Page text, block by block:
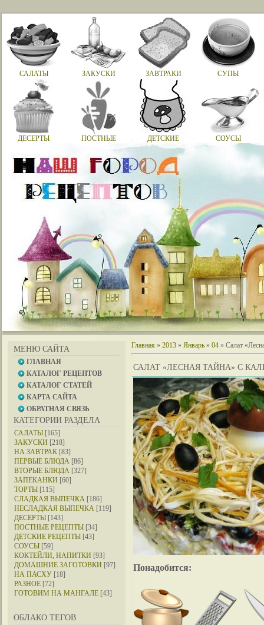
САЛАТЫ ЗАКУСКИ ЗАВТРАКИ СУПЫ
ДЕСЕРТЫ ПОСТНЫЕ ДЕТСКИЕ СОУСЫ
МЕНЮ САЙТА
ГЛАВНАЯ
КАТАЛОГ РЕЦЕПТОВ
КАТАЛОГ СТАТЕЙ
КАРТА САЙТА
ОБРАТНАЯ СВЯЗЬ
КАТЕГОРИИ РАЗДЕЛА
САЛАТЫ [165]
ЗАКУСКИ [218]
НА ЗАВТРАК [83]
ПЕРВЫЕ БЛЮДА [86]
ВТОРЫЕ БЛЮДА [327]
ЗАПЕКАНКИ [60]
ТОРТЫ [115]
СЛАДКАЯ ВЫПЕЧКА [186]
НЕСЛАДКАЯ ВЫПЕЧКА [119]
ДЕСЕРТЫ [143]
ПОСТНЫЕ РЕЦЕПТЫ [34]
ДЕТСКИЕ РЕЦЕПТЫ [43]
СОУСЫ [59]
КОКТЕЙЛИ, НАПИТКИ [93]
ДОМАШНИЕ ЗАГОТОВКИ [97]
НА ПАСХУ [18]
РАЗНОЕ [72]
ГОТОВИМ НА МАНГАЛЕ [43]
ОБЛАКО ТЕГОВ
Главная » 2013 » Январь » 04 » Салат
САЛАТ «ЛЕСНАЯ ТАЙНА» С
Понадобится: